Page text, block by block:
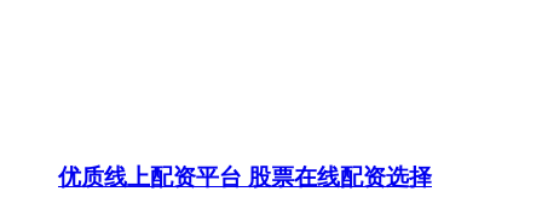
优质线上配资平台 股票在线配资选择